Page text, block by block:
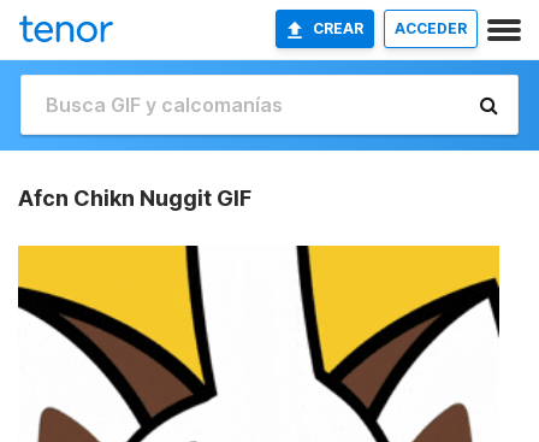
CREAR ACCEDER
Afcn Chikn Nuggit GIF